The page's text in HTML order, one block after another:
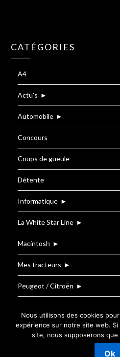
CATÉGORIES
A4
Actu's ►
Automobile ►
Concours
Coups de gueule
Détente
Informatique ►
La White Star Line ►
Macintosh ►
Mes tracteurs ►
Peugeot / Citroën ►
©2026 Le Blog de
Nous utilisons des cookies
expérience sur notre site web.
site, nous supposerons
Ok